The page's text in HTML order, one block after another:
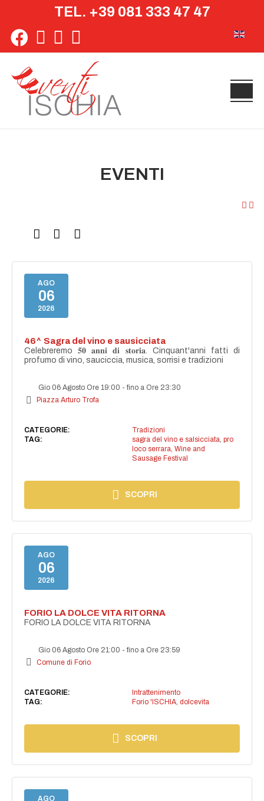
TEL. +39 081 333 47 47
EVENTI
AGO
06
2026
46^ Sagra del vino e sausicciata
Celebreremo 𝟓𝟎 𝐚𝐧𝐧𝐢 𝐝𝐢 𝐬𝐭𝐨𝐫𝐢𝐚. Cinquant'anni fatti di
profumo di vino, sauciccia, musica, sorrisi e tradizioni
Gio 06 Agosto Ore 19:00 -fino a Ore 23:30
Piazza Arturo Trofa
CATEGORIE:
Tradizioni
TAG:
sagra del vino e salsicciata, pro
loco serrara, Wine and
Sausage Festival
SCOPRI
AGO
06
2026
FORIO LA DOLCE VITA RITORNA
FORIO LA DOLCE VITA RITORNA
Gio 06 Agosto Ore 21:00 -fino a Ore 23:59
Comune di Forio
CATEGORIE:
Intrattenimento
TAG:
Forio 'ISCHIA, dolcevita
SCOPRI
AGO